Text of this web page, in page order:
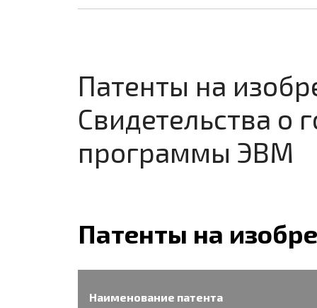
Патенты на
Свидетельства о
программы ЭВМ
Патенты на
Наименование патента